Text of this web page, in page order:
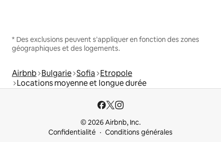
* Des exclusions peuvent s'appliquer en fonction des zones
géographiques et des logements.
Airbnb Bulgarie Sofia Etropole
Locations moyenne et longue durée
© 2026 Airbnb, Inc.
Confidentialité
Conditions générales